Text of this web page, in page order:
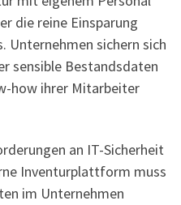
die reine Einsparung
Unternehmen sichern sich
sensible Bestandsdaten
how ihrer Mitarbeiter
an IT-Sicherheit
Inventurplattform muss
im Unternehmen